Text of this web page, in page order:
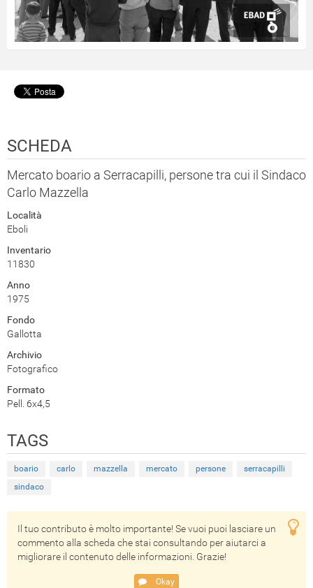
SCHEDA
Mercato boario a Serracapilli, persone tra cui il Sindaco
Carlo Mazzella
Località
Eboli
Inventario
11830
Anno
1975
Fondo
Gallotta
Archivio
Fotografico
Formato
Pell. 6x4,5
TAGS
boario carlo mazzella mercato persone
serracapilli
sindaco
Il tuo contributo è molto importante! Se vuoi puoi lasciare un
commento alla scheda che stai consultando per aiutarci a
migliorare il contenuto delle informazioni. Grazie!
Okay